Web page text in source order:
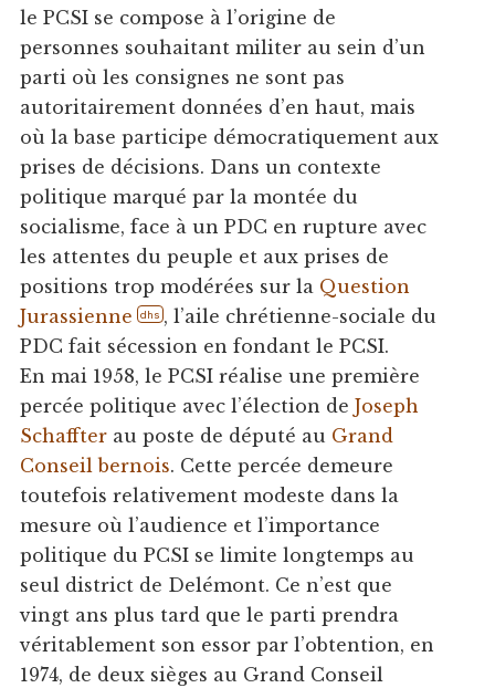
le PCSI se compose à l’origine de
personnes souhaitant militer au sein d’un
parti où les consignes ne sont pas
autoritairement données d’en haut, mais
où la base participe démocratiquement aux
prises de décisions. Dans un contexte
politique marqué par la montée du
socialisme, face à un PDC en rupture avec
les attentes du peuple et aux prises de
positions trop modérées sur la Question
Jurassienne
dhs , l’aile chrétienne-sociale du
PDC fait sécession en fondant le PCSI.
En mai 1958, le PCSI réalise une première
percée politique avec l’élection de Joseph
Schaffterau poste de député au Grand
Conseil bernois. Cette percée demeure
toutefois relativement modeste dans la
mesure où l’audience et l’importance
politique du PCSI se limite longtemps au
seul district de Delémont. Ce n’est que
vingt ans plus tard que le parti prendra
véritablement son essor par l’obtention, en
1974, de deux sièges au Grand Conseil